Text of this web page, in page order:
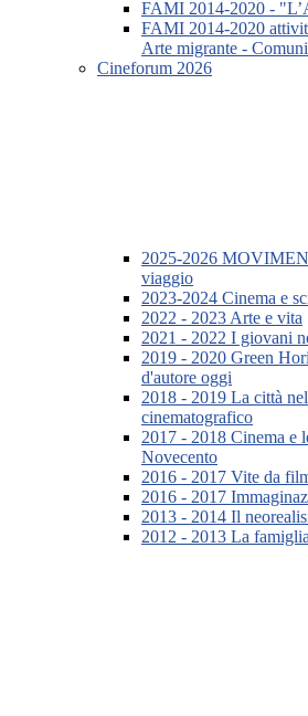
FAMI 2014-2020 -
FAMI 2014-2020
Arte migrante -
Cineforum 2026
2025-2026
viaggio
2023-2024 Cinema e
2022 - 2023 Arte e vita
2021 - 2022 I giovani
2019 - 2020 Green
d'autore oggi
2018 - 2019 La città
cinematografico
2017 - 2018 Cinema e
Novecento
2016 - 2017 Vite da
2016 - 2017
2013 - 2014 Il
2012 - 2013 La